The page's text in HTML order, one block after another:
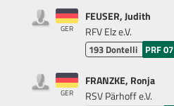
GER
FEUSER, Judith
RFV Elz e.V.
193 Dontelli PRF 07
GER
FRANZKE, Ronja
RSV Pärhoff e.V.